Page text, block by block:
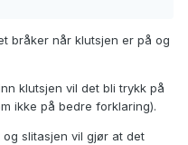
bråker når klutsjen er på og
klutsjen vil det bli trykk på
ikke på bedre forklaring).
slitasjen vil gjør at det